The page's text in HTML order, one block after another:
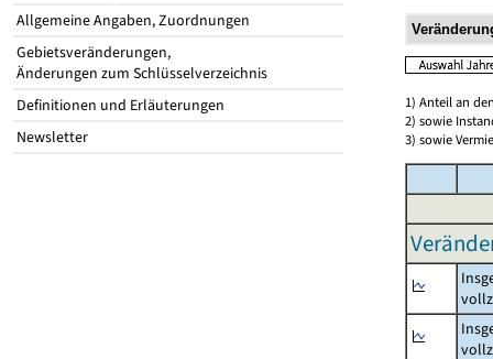
Allgemeine Angaben, Zuordnungen
Gebietsveränderungen,
Änderungen zum Schlüsselverzeichnis
Definitionen und Erläuterungen
Newsletter
1) Anteil an
2) sowie
3) sowie